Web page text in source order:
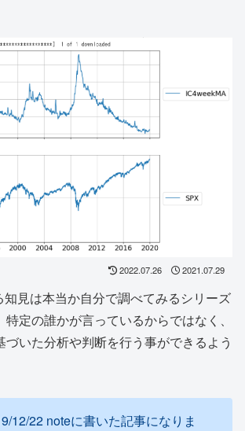
2022.07.26 2021.07.29
知見は本当か自分で調べてみるシリーズ
定の誰かが言っているからではなく、
づいた分析や判断を行う事ができるよう
22 noteに書いた記事になりま